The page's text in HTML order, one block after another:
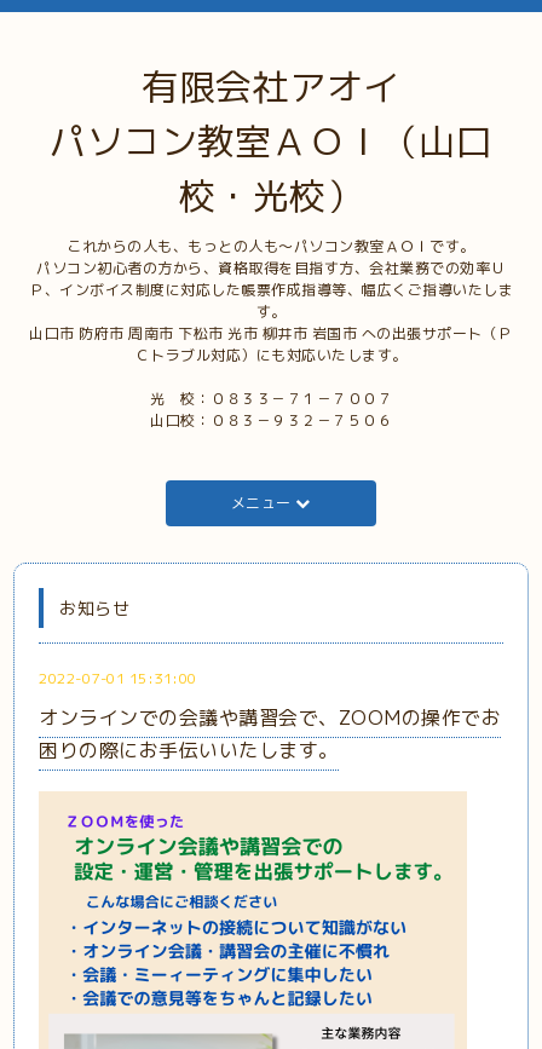
有限会社アオイ
パソコン教室ＡＯＩ（山口
校・光校）
これからの人も、もっとの人も～パソコン教室ＡＯＩです。
パソコン初心者の方から、資格取得を目指す方、会社業務での効率Ｕ
Ｐ、インボイス制度に対応した帳票作成指導等、幅広くご指導いたしま
す。
山口市 防府市 周南市 下松市 光市 柳井市 岩国市 への出張サポート（Ｐ
Ｃトラブル対応）にも対応いたします。
光 校：０８３３－７１－７００７
山口校：０８３－９３２－７５０６
メニュー
お知らせ
2022-07-01 15:31:00
オンラインでの会議や講習会で、ZOOMの操作でお
困りの際にお手伝いいたします。